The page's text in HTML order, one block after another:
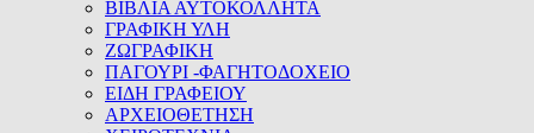
ΒΙΒΛΙΑ ΑΥΤΟΚΟΛΛΗΤΑ
ΓΡΑΦΙΚΗ ΥΛΗ
ΖΩΓΡΑΦΙΚΗ
ΠΑΓΟΥΡΙ -ΦΑΓΗΤΟΔΟΧΕΙΟ
ΕΙΔΗ ΓΡΑΦΕΙΟΥ
ΑΡΧΕΙΟΘΕΤΗΣΗ